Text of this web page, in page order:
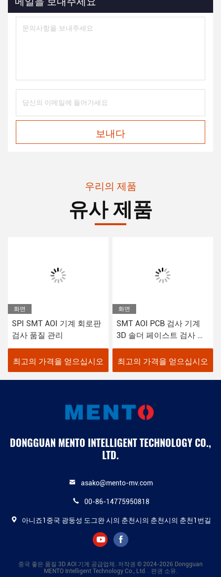
보내다
우리의 제품
유사 제품
기계 회로판
리
을 얻으십시오
SMT AOI PCB 검사 기계
3D 솔더 페이스트 검사 기
계
최고의 가격을 얻으십시오
3D SMT AOI
이스트 검사
최고의 가격
DONGGUAN MENTO INTELLIGENT TECHNOLOGY CO.,
LTD.
asako@mento-mv.com
00-86-14775950818
아니죠1중국 광둥성 도그완 시의 춘천시의 춘천시의 춘천1번길
중국 좋은 품질 3D AOI 기계 공급업체. 저작권 © 2024-2026 Dongguan
MENTO Intelligent Technology Co., Ltd. . 판권 소유.